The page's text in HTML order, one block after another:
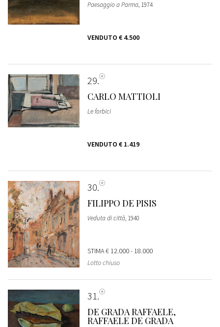
Paesaggio a Parma, 1974
VENDUTO € 4.500
29
CARLO MATTIOLI
Le forbici
VENDUTO € 1.419
30
FILIPPO DE PISIS
Veduta di città, 1940
STIMA€ 12.000 - 18.000
Lotto chiuso
31
DE GRADA RAFFAELE,
RAFFAELE DE GRADA